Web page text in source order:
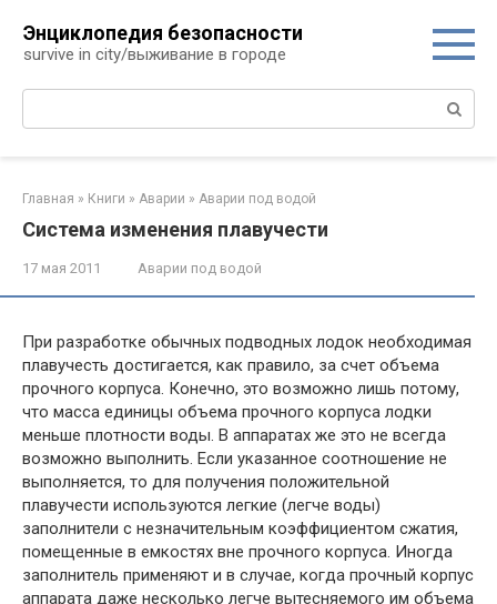
контенту
Энциклопедия безопасности
survive in city/выживание в городе
Поиск:
Главная » Книги » Аварии » Аварии под водой
Система изменения плавучести
17 мая 2011 Аварии под водой
При разработке обычных подводных лодок необходимая
плавучесть достигается, как правило, за счет объема
прочного корпуса. Конечно, это возможно лишь потому,
что масса единицы объема прочного корпуса лодки
меньше плотности воды. В аппаратах же это не всегда
возможно выполнить. Если указанное соотношение не
выполняется, то для получения положительной
плавучести используются легкие (легче воды)
заполнители с незначительным коэффициентом сжатия,
помещенные в емкостях вне прочного корпуса. Иногда
заполнитель применяют и в случае, когда прочный корпус
аппарата даже несколько легче вытесняемого им объема